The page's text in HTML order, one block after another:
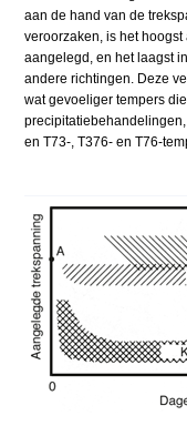
aan de hand van de
veroorzaken, is het
aangelegd, en het laagst
andere richtingen. Deze
wat gevoeliger tempers
en T73-, T376- en T76-